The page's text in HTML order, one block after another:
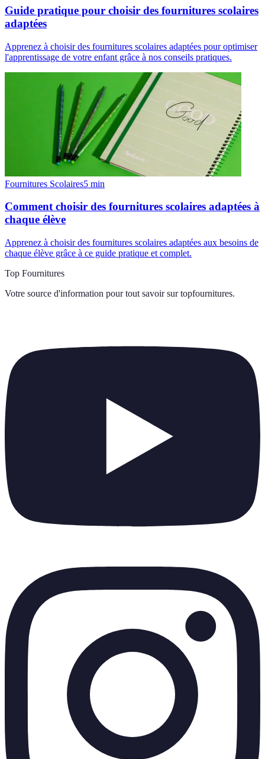
Guide pratique pour choisir des fournitures scolaires
adaptées
Apprenez à choisir des fournitures scolaires adaptées pour optimiser
l'apprentissage de votre enfant grâce à nos conseils pratiques.
Fournitures Scolaires5 min
Comment choisir des fournitures scolaires adaptées à
chaque élève
Apprenez à choisir des fournitures scolaires adaptées aux besoins de
chaque élève grâce à ce guide pratique et complet.
Top Fournitures
Votre source d'information pour tout savoir sur topfournitures.